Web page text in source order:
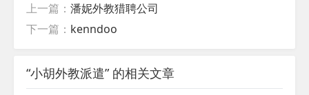
上一篇： 潘妮外教猎聘公司
下一篇： kenndoo
“小胡外教派遣” 的相关文章